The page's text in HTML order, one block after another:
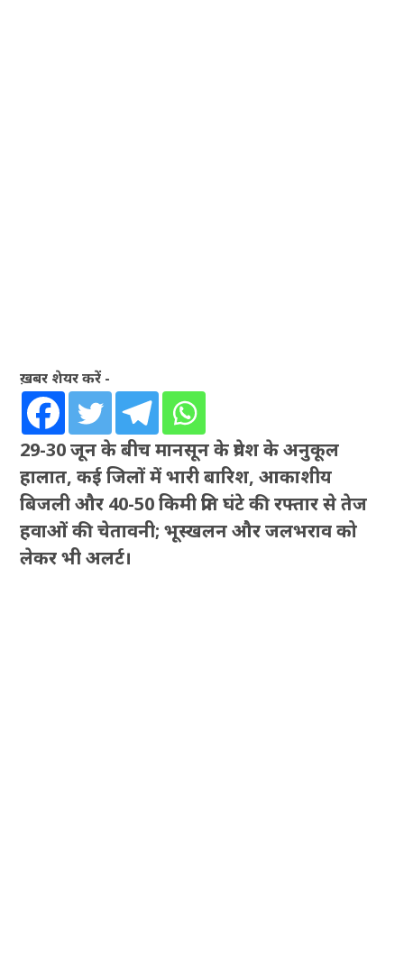
ख़बर शेयर करें -
29-30 जून के बीच मानसून के प्रवेश के अनुकूल
हालात, कई जिलों में भारी बारिश, आकाशीय
बिजली और 40-50 किमी प्रति घंटे की रफ्तार से तेज
हवाओं की चेतावनी; भूस्खलन और जलभराव को
लेकर भी अलर्ट।